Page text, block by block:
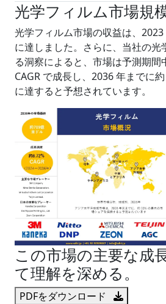
光学フィルム市場規
光学フィルム市場の収益は、
に達しました。さらに、当社の光
る洞察によると、市場は予測期間
CAGR で成長し、2036 年までに
に達すると予想されています。
この市場の主要な成
て理解を深める。
PDFをダウンロード